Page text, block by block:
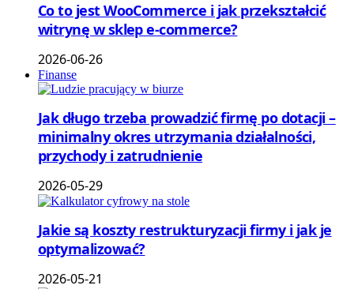
Co to jest WooCommerce i jak przekształcić
witrynę w sklep e-commerce?
2026-06-26
Finanse
Jak długo trzeba prowadzić firmę po dotacji –
minimalny okres utrzymania działalności,
przychody i zatrudnienie
2026-05-29
Jakie są koszty restrukturyzacji firmy i jak je
optymalizować?
2026-05-21